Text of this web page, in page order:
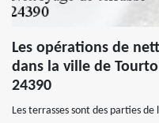
Les opérations de
dans la ville de
24390
Les terrasses sont des parties